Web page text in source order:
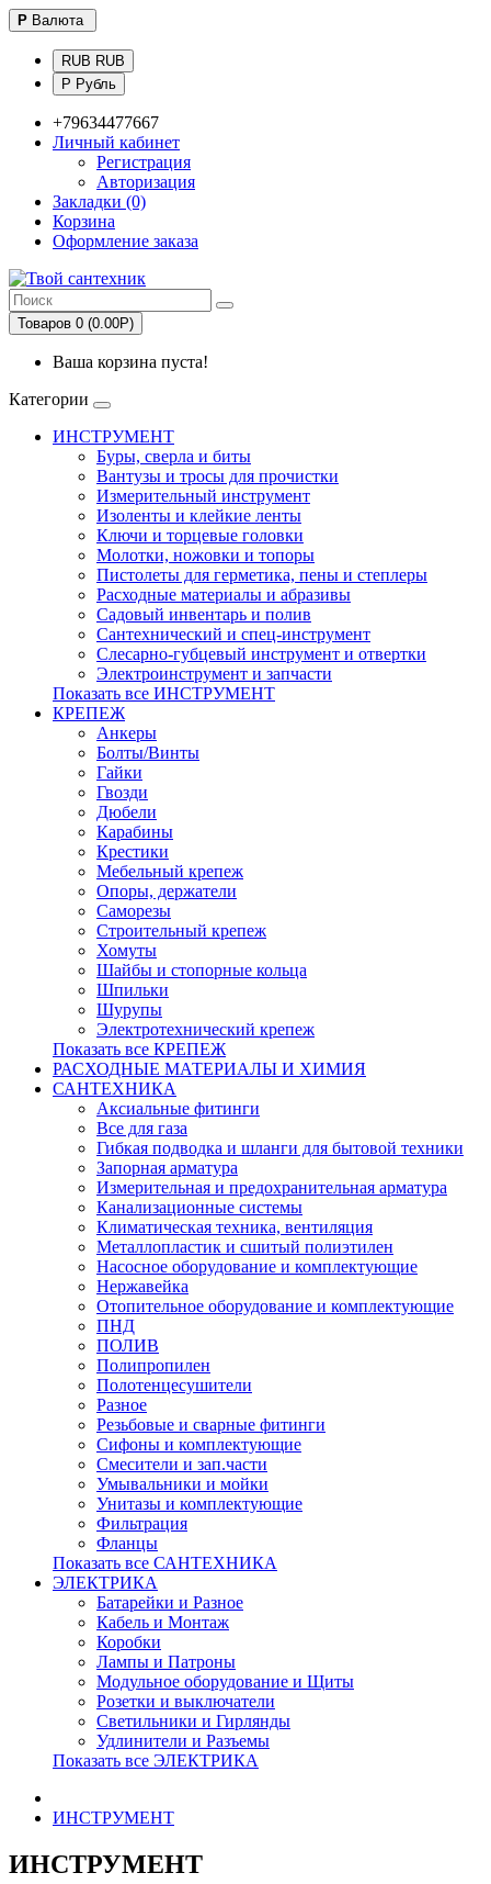
Р Валюта
RUB RUB
Р Рубль
+79634477667
Личный кабинет
Регистрация
Авторизация
Закладки (0)
Корзина
Оформление заказа
Товаров 0 (0.00Р)
Ваша корзина пуста!
Категории
ИНСТРУМЕНТ
Буры, сверла и биты
Вантузы и тросы для прочистки
Измерительный инструмент
Изоленты и клейкие ленты
Ключи и торцевые головки
Молотки, ножовки и топоры
Пистолеты для герметика, пены и степлеры
Расходные материалы и абразивы
Садовый инвентарь и полив
Сантехнический и спец-инструмент
Слесарно-губцевый инструмент и отвертки
Электроинструмент и запчасти
Показать все ИНСТРУМЕНТ
КРЕПЕЖ
Анкеры
Болты/Винты
Гайки
Гвозди
Дюбели
Карабины
Крестики
Мебельный крепеж
Опоры, держатели
Саморезы
Строительный крепеж
Хомуты
Шайбы и стопорные кольца
Шпильки
Шурупы
Электротехнический крепеж
Показать все КРЕПЕЖ
РАСХОДНЫЕ МАТЕРИАЛЫ И ХИМИЯ
САНТЕХНИКА
Аксиальные фитинги
Все для газа
Гибкая подводка и шланги для бытовой техники
Запорная арматура
Измерительная и предохранительная арматура
Канализационные системы
Климатическая техника, вентиляция
Металлопластик и сшитый полиэтилен
Насосное оборудование и комплектующие
Нержавейка
Отопительное оборудование и комплектующие
ПНД
ПОЛИВ
Полипропилен
Полотенцесушители
Разное
Резьбовые и сварные фитинги
Сифоны и комплектующие
Смесители и зап.части
Умывальники и мойки
Унитазы и комплектующие
Фильтрация
Фланцы
Показать все САНТЕХНИКА
ЭЛЕКТРИКА
Батарейки и Разное
Кабель и Монтаж
Коробки
Лампы и Патроны
Модульное оборудование и Щиты
Розетки и выключатели
Светильники и Гирлянды
Удлинители и Разъемы
Показать все ЭЛЕКТРИКА
ИНСТРУМЕНТ
ИНСТРУМЕНТ